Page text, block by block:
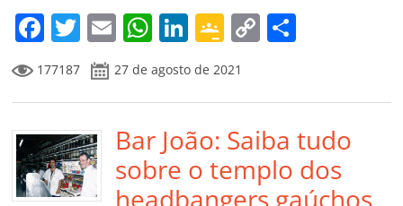
m
F
a
c
e
b
o
T
w
itt
er
E
m
ai
l
W
at
s
A
p
Li
n
k
e
dI
n
G
o
o
gl
e
Cl
C
y
Li
n
p
ar
til
177187 27 de agosto de 2021
Bar João: Saiba tudo
sobre o templo dos
headbangers gaúchos